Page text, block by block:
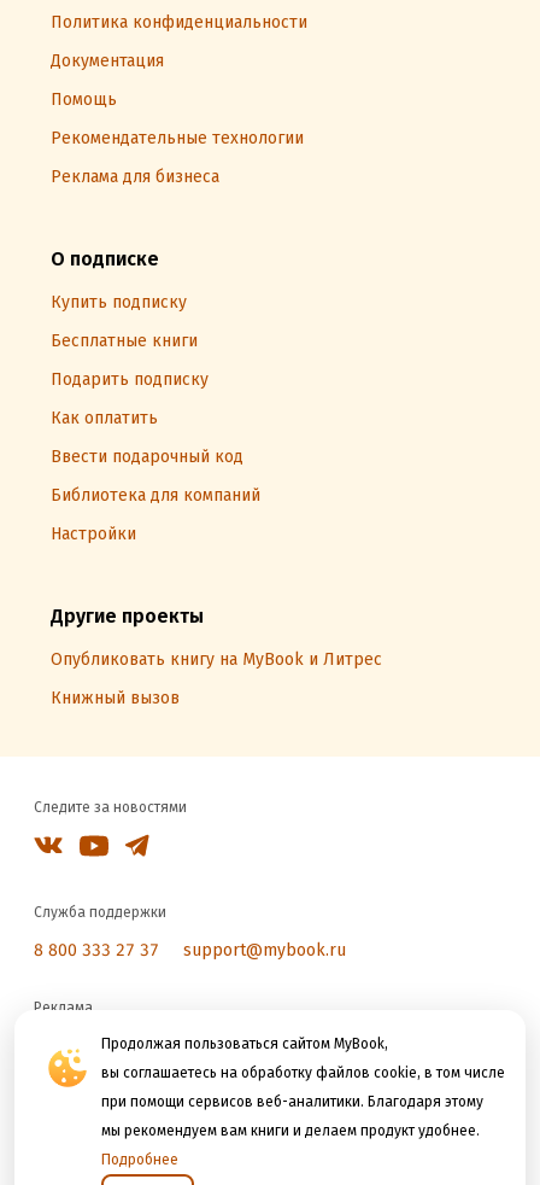
Продолжая пользоваться сайтом MyBook,
вы соглашаетесь на обработку файлов cookie, в том числе
при помощи сервисов веб-аналитики. Благодаря этому
мы рекомендуем вам книги и делаем продукт удобнее.
Подробнее
Политика конфиденциальности
Документация
Помощь
Рекомендательные технологии
Реклама для бизнеса
О подписке
Купить подписку
Бесплатные книги
Подарить подписку
Как оплатить
Ввести подарочный код
Библиотека для компаний
Настройки
Другие проекты
Опубликовать книгу на MyBook и Литрес
Книжный вызов
Следите за новостями
Служба поддержки
8 800 333 27 37 support@mybook.ru
Реклама
reklama@litres.ru
Мы принимаем к оплате